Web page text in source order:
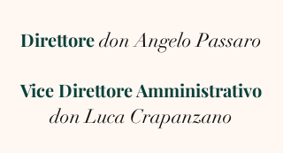
Direttoredon Angelo Passaro
Vice Direttore Amministrativo
don Luca Crapanzano